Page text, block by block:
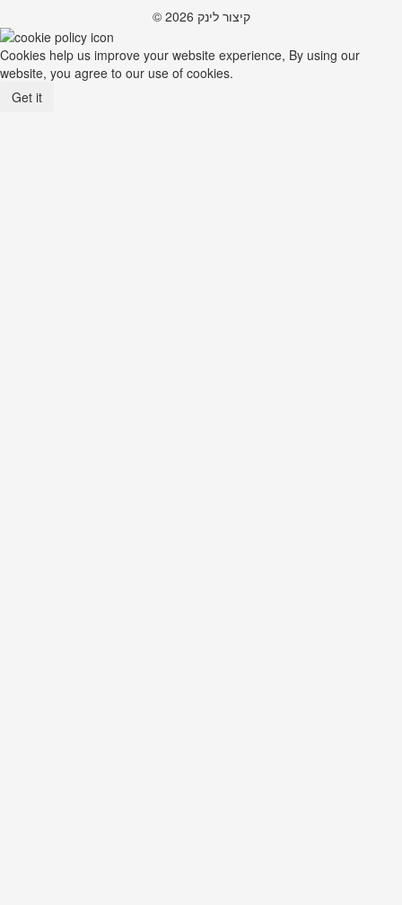
© 2026 קיצור לינק
Cookies help us improve your website experience, By using our
website, you agree to our use of cookies.
Get it